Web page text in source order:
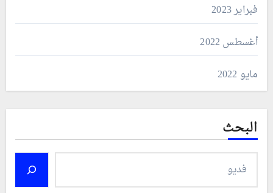
فبراير 2023
أغسطس 2022
مايو 2022
البحث